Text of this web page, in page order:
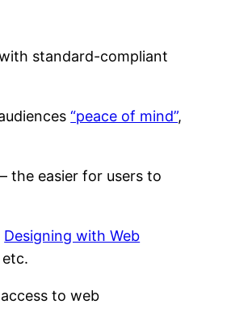
standard-compliant
“peace of mind”,
the easier for users to
Designing with Web
etc.
to web